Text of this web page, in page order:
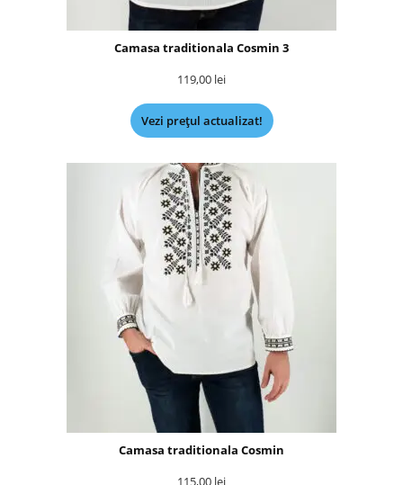
Camasa traditionala Cosmin 3
119,00 lei
Vezi prețul actualizat!
Camasa traditionala Cosmin
115,00 lei